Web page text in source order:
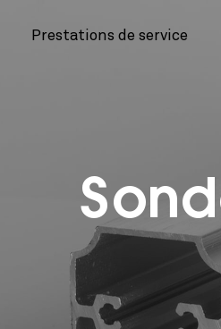
Prestations de service